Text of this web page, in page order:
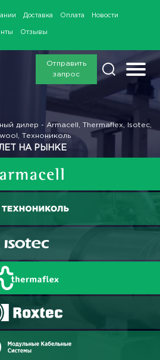
Доставка Оплата Новости
Отзывы
Отправить
запрос
дилер - Armacell, Thermaflex, Isotec,
Технониколь
ЛЕТ НА РЫНКЕ